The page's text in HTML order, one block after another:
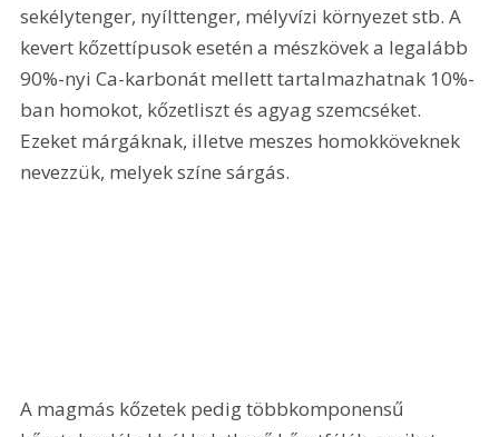
sekélytenger, nyílttenger, mélyvízi környezet stb. A
kevert kőzettípusok esetén a mészkövek a legalább
90%-nyi Ca-karbonát mellett tartalmazhatnak 10%-
ban homokot, kőzetliszt és agyag szemcséket.
Ezeket márgáknak, illetve meszes homokköveknek
nevezzük, melyek színe sárgás.
A magmás kőzetek pedig többkomponensű